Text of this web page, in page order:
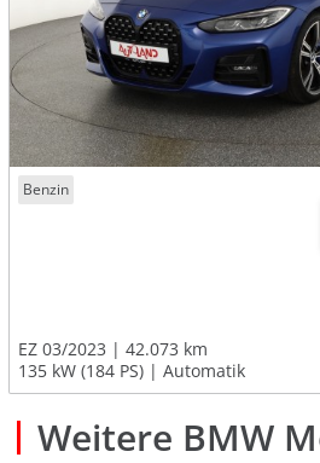
Benzin
EZ 03/2023
42.073 km
135 kW (184 PS)
Automatik
Weitere BMW